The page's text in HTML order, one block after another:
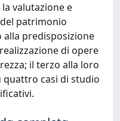
valutazione e
patrimonio
alla predisposizione
di opere
il terzo alla loro
quattro casi di studio